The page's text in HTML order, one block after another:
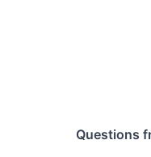
Questions